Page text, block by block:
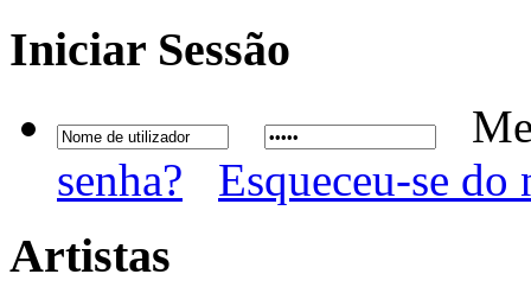
Iniciar Sessão
senha?
Esqueceu-se
Artistas